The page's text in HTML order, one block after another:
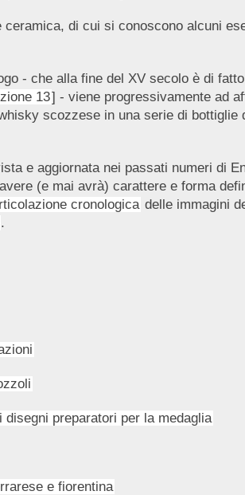
di cui si conoscono alcuni
- che alla fine del XV secolo è di
13] - viene progressivamente ad
scozzese in una serie di
e aggiornata nei passati numeri di
(e mai avrà) carattere e forma
cronologica delle immagini
.
preparatori per la medaglia
e fiorentina